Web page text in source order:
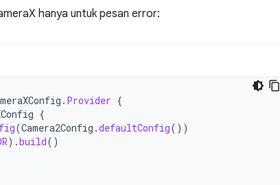
hanya untuk pesan error:
. Provider {
{
(Camera2Config .defaultConfig())
).build()